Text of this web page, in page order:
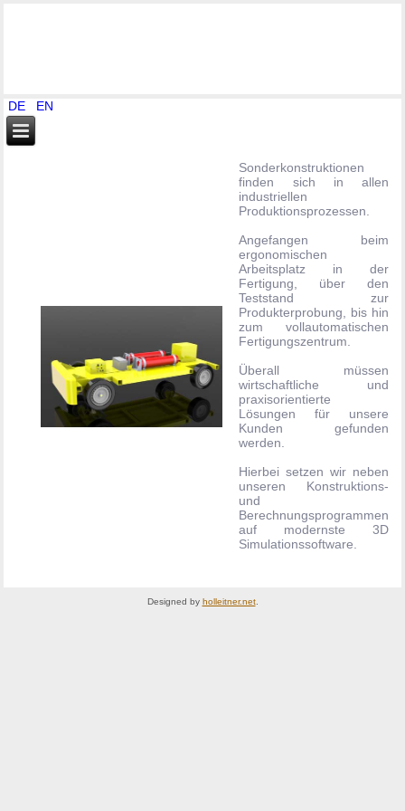
DE EN
Sonderkonstruktionen
finden sich in allen
industriellen
Produktionsprozessen.
Angefangen beim
ergonomischen
Arbeitsplatz in der
Fertigung, über den
Teststand zur
Produkterprobung, bis hin
zum vollautomatischen
Fertigungszentrum.
Überall müssen
wirtschaftliche und
praxisorientierte
Lösungen für unsere
Kunden gefunden
werden.
Hierbei setzen wir neben
unseren Konstruktions-
und
Berechnungsprogrammen
auf modernste 3D
Simulationssoftware.
Designed by holleitner.net.